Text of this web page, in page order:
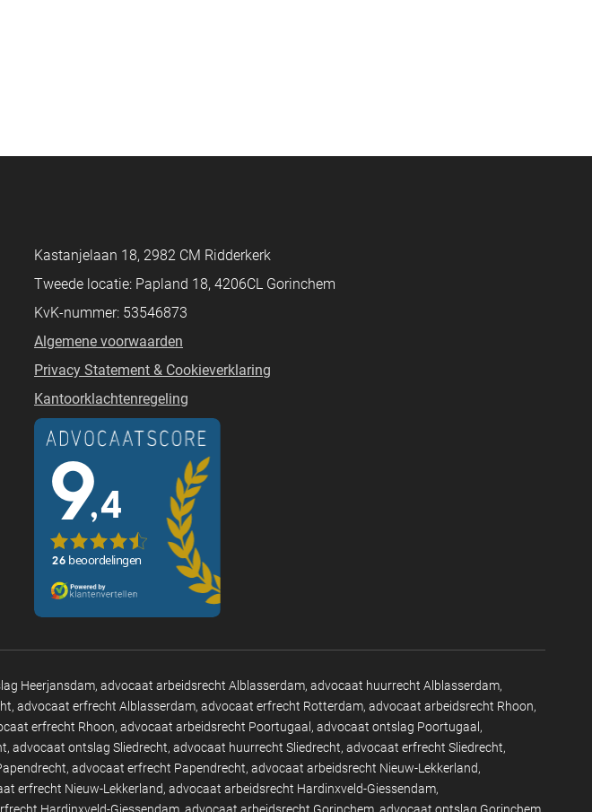
Kastanjelaan 18, 2982 CM Ridderkerk
Tweede locatie: Papland 18, 4206CL Gorinchem
KvK-nummer: 53546873
Algemene voorwaarden
Privacy Statement & Cookieverklaring
Kantoorklachtenregeling
Heerjansdam advocaat arbeidsrecht Alblasserdam advocaat huurrecht Alblasserdam
advocaat erfrecht Alblasserdam advocaat erfrecht Rotterdam advocaat arbeidsrecht Rhoon
erfrecht Rhoon advocaat arbeidsrecht Poortugaal
advocaat ontslag Poortugaal
advocaat ontslag Sliedrecht advocaat huurrecht Sliedrecht advocaat erfrecht Sliedrecht
advocaat erfrecht Papendrecht advocaat arbeidsrecht Nieuw-Lekkerland
erfrecht Nieuw-Lekkerland advocaat arbeidsrecht Hardinxveld-Giessendam